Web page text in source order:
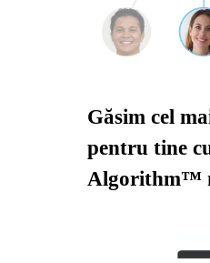
Găsim cel
pentru tine
Algorithm™